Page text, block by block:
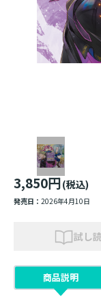
3,850円(税込)
発売日： 2026年4月10日
試し
商品説明